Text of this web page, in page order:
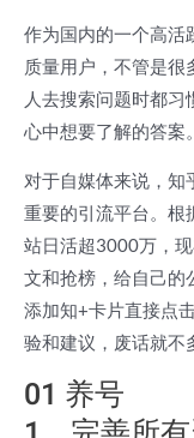
作为国内的一个高活
质量用户，不管是很
人去搜索问题时都
心中想要了解的答案。
对于自媒体来说，知
重要的引流平台。根
站日活超3000万，
文和抢榜，给自己的
添加知+卡片直接点
验和建议，废话就不
01 养号